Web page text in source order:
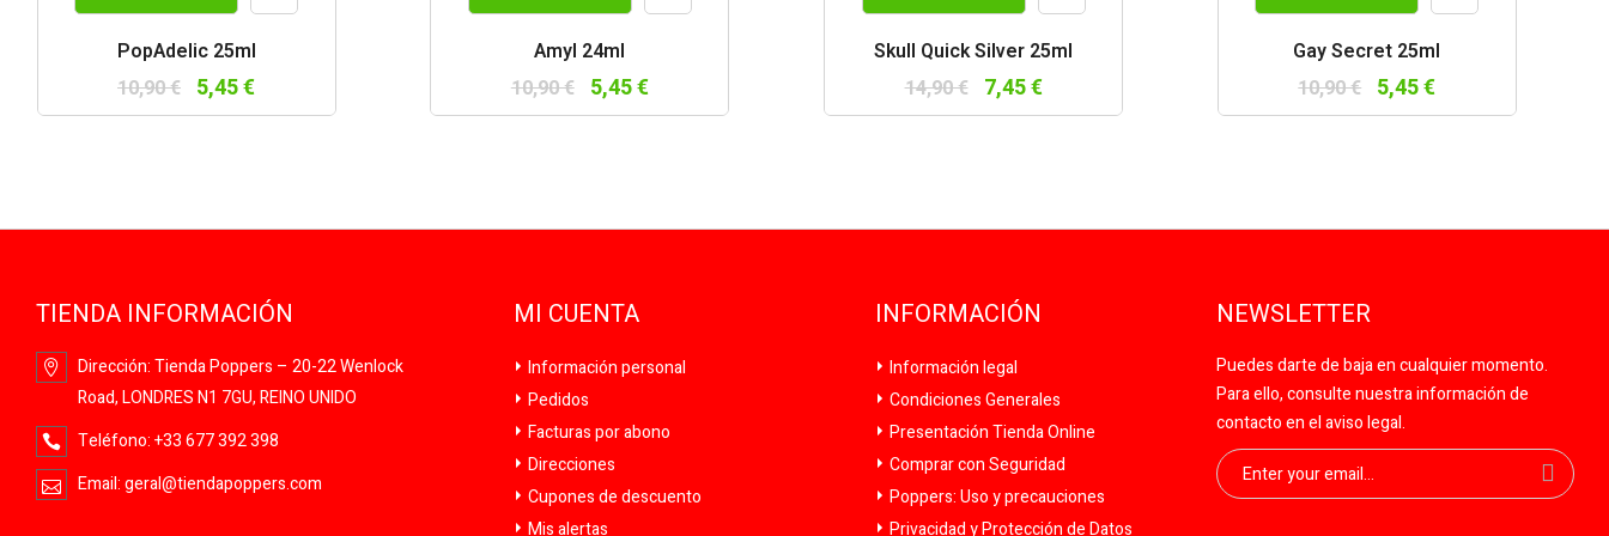
rápida
PopAdelic 25ml
10,90 € 5,45 €
rápida
Amyl 24ml
10,90 € 5,45 €
rápida
Skull Quick Silver 25ml
14,90 €
7,45 €
rápida
Gay Secret 25ml
10,90 € 5,45 €
TIENDA INFORMACIÓN
Dirección:Tienda Poppers – 20-22 Wenlock
Road, LONDRES N1 7GU, REINO UNIDO
Teléfono:+33 677 392 398
Email:geral@tiendapoppers.com
MI CUENTA
Información personal
Pedidos
Facturas por abono
Direcciones
Cupones de descuento
Mis alertas
INFORMACIÓN
Información legal
Condiciones Generales
Presentación Tienda Online
Comprar con Seguridad
Poppers: Uso y precauciones
Privacidad y Protección de Datos
NEWSLETTER
Puedes darte de baja en cualquier momento.
Para ello, consulte nuestra información de
contacto en el aviso legal.